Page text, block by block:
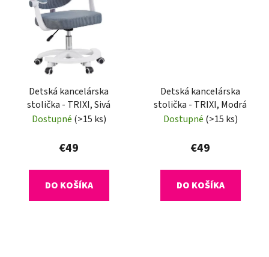
Detská kancelárska
stolička - TRIXI, Sivá
Dostupné (>15 ks)
€49
DO KOŠÍKA
Detská kancelárska
stolička - TRIXI, Modrá
Dostupné (>15 ks)
€49
DO KOŠÍKA